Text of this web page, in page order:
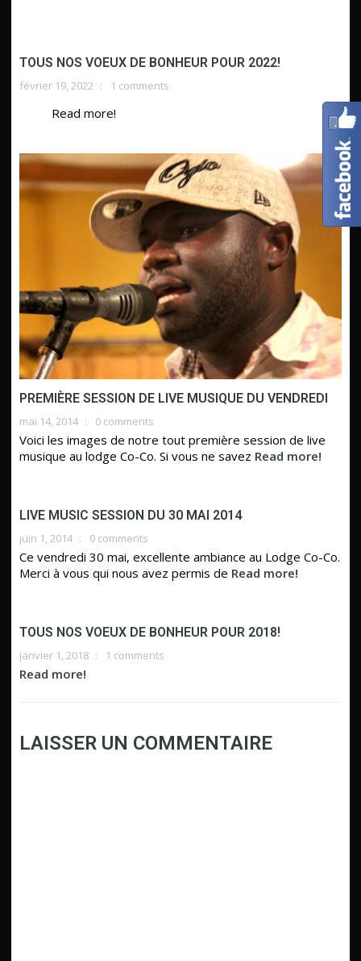
TOUS NOS VOEUX DE BONHEUR POUR 2022!
février 19, 2022 1 comments
Read more!
PREMIÈRE SESSION DE LIVE MUSIQUE DU VENDREDI
mai 14, 2014 0 comments
Voici les images de notre tout première session de live
musique au lodge Co-Co. Si vous ne savez Read more!
LIVE MUSIC SESSION DU 30 MAI 2014
juin 1, 2014 0 comments
Ce vendredi 30 mai, excellente ambiance au Lodge Co-Co.
Merci à vous qui nous avez permis de Read more!
TOUS NOS VOEUX DE BONHEUR POUR 2018!
janvier 1, 2018 1 comments
Read more!
LAISSER UN COMMENTAIRE